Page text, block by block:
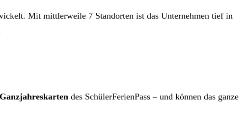
Mit mittlerweile 7 Standorten ist das Unternehmen tief in
Ganzjahreskarten des SchülerFerienPass – und können das ganze